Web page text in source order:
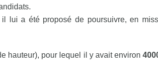
il lui a été proposé de poursuivre, en
hauteur), pour lequel il y avait environ